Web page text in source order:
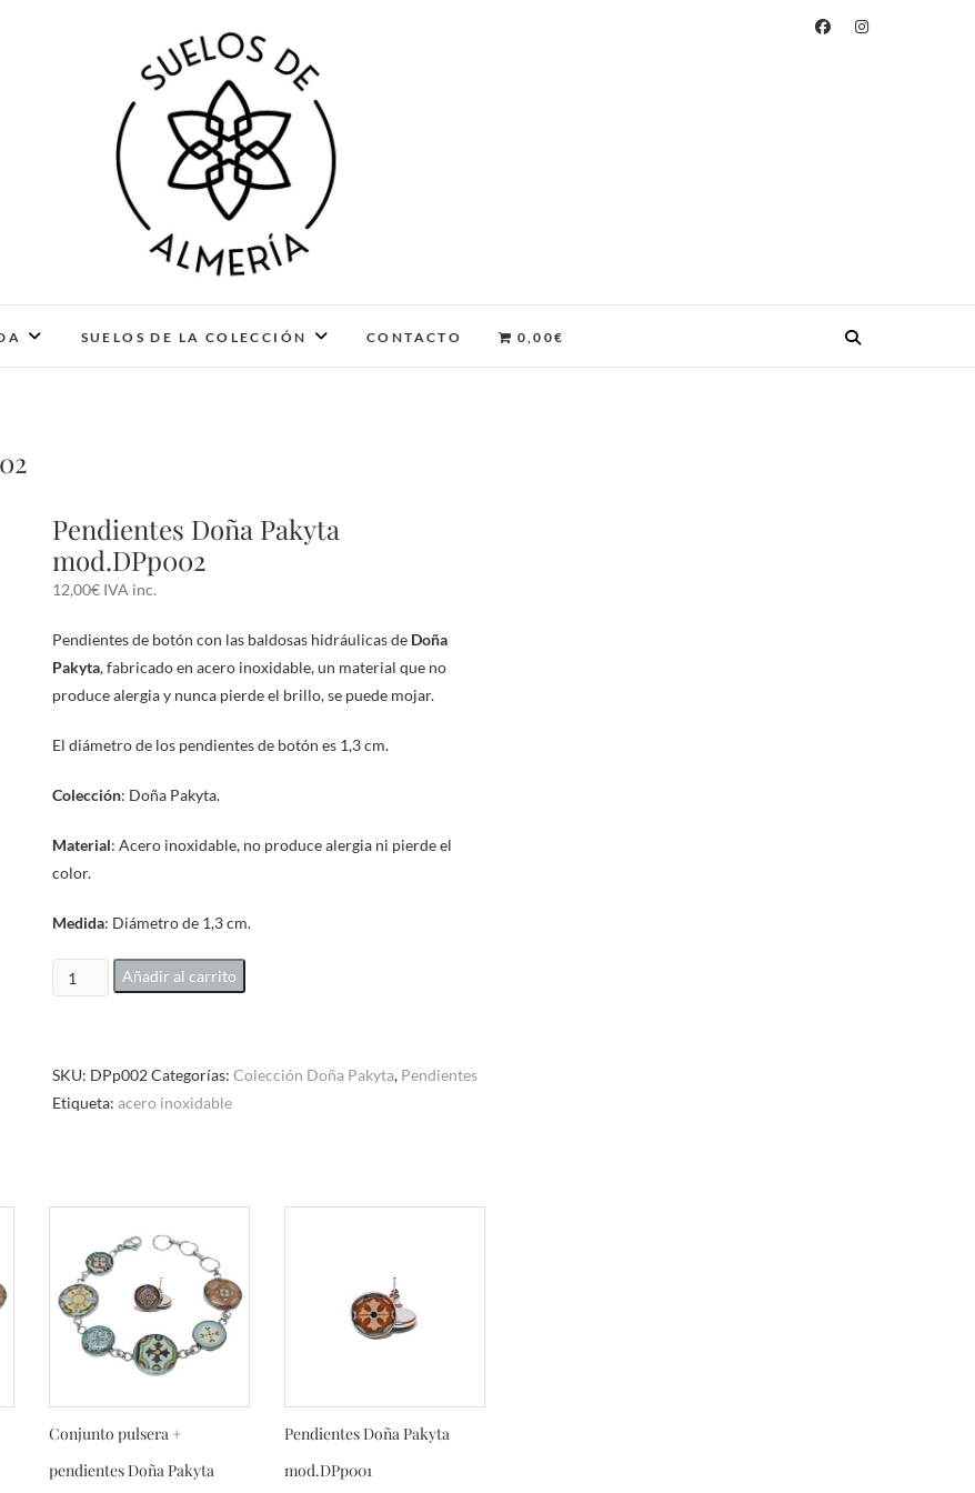
de Almería
SUELOS DE LA COLECCIÓN CONTACTO 0,00€
Pendientes Doña Pakyta
mod.DPp002
12,00€ IVA inc.
Pendientes de botón con las baldosas hidráulicas de Doña
Pakyta, fabricado en acero inoxidable, un material que no
produce alergia y nunca pierde el brillo, se puede mojar.
El diámetro de los pendientes de botón es 1,3 cm.
Colección: Doña Pakyta.
Material: Acero inoxidable, no produce alergia ni pierde el
color.
Medida: Diámetro de 1,3 cm.
Pendientes
Doña
cantidad
Añadir al carrito
SKU: DPp002Categorías: Colección Doña Pakyta, Pendientes
Etiqueta: acero inoxidable
Conjunto pulsera +
pendientes Doña Pakyta
Pendientes Doña Pakyta
mod.DPp001